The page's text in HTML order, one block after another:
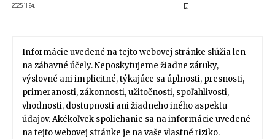
2025.11.24.
Informácie uvedené na tejto webovej stránke slúžia len
na zábavné účely. Neposkytujeme žiadne záruky,
výslovné ani implicitné, týkajúce sa úplnosti, presnosti,
primeranosti, zákonnosti, užitočnosti, spoľahlivosti,
vhodnosti, dostupnosti ani žiadneho iného aspektu
údajov. Akékoľvek spoliehanie sa na informácie uvedené
na tejto webovej stránke je na vaše vlastné riziko.